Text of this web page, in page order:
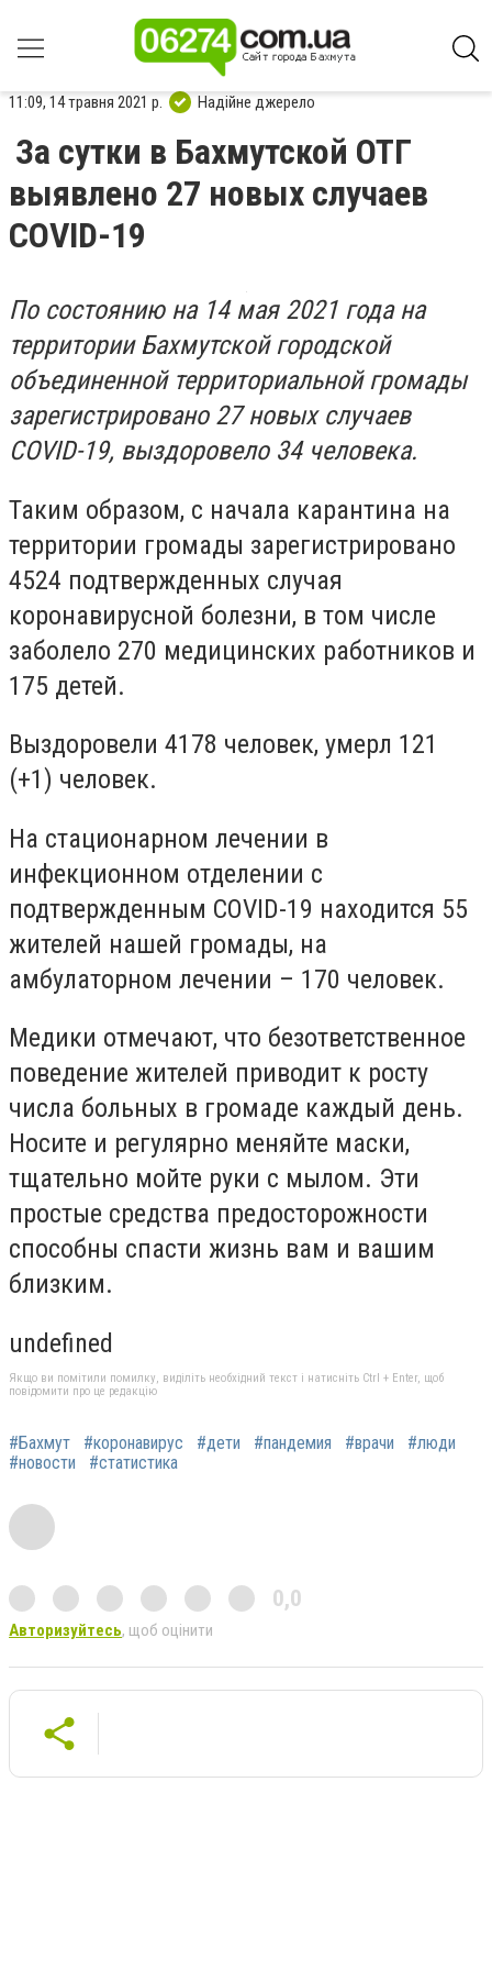
11:09, 14 травня 2021 р. Надійне джерело
За сутки в Бахмутской ОТГ
выявлено 27 новых случаев
СOVID-19
По состоянию на 14 мая 2021 года на
территории Бахмутской городской
объединенной территориальной громады
зарегистрировано 27 новых случаев
COVID-19, выздоровело 34 человека.
Таким образом, с начала карантина на
территории громады зарегистрировано
4524 подтвержденных случая
коронавирусной болезни, в том числе
заболело 270 медицинских работников и
175 детей.
Выздоровели 4178 человек, умерл 121
(+1) человек.
На стационарном лечении в
инфекционном отделении с
подтвержденным COVID-19 находится 55
жителей нашей громады, на
амбулаторном лечении – 170 человек.
Медики отмечают, что безответственное
поведение жителей приводит к росту
числа больных в громаде каждый день.
Носите и регулярно меняйте маски,
тщательно мойте руки с мылом. Эти
простые средства предосторожности
способны спасти жизнь вам и вашим
близким.
undefined
Якщо ви помітили помилку, виділіть необхідний текст і натисніть Ctrl + Enter, щоб
повідомити про це редакцію
#Бахмут #коронавирус #дети #пандемия #врачи
#люди
#новости
#статистика
0,0
Авторизуйтесь, щоб оцінити